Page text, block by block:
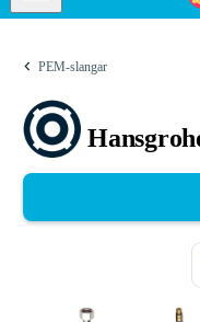
PEM-slangar